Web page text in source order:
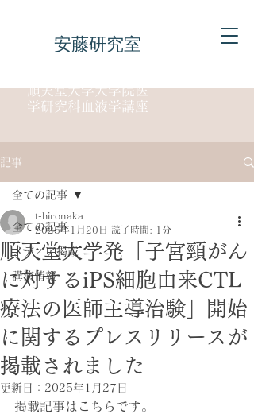
安藤研究室
順天堂大学大学院医
学研究科血液学講座
記事
全ての記事
メディア掲載
講演情報
全ての記事
順天堂大学発「子宮頸がん
に対するiPS細胞由来CTL
療法の医師主導治験」開始
に関するプレスリリースが
掲載されました
t-hironaka
2025年1月20日
読了時間: 1分
更新日： 2025年1月27日
掲載記事はこちらです。